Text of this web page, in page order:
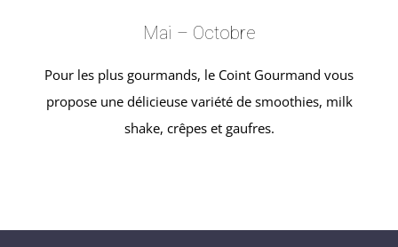
Mai – Octobre
Pour les plus gourmands, le Coint Gourmand vous
propose une délicieuse variété de smoothies, milk
shake, crêpes et gaufres.